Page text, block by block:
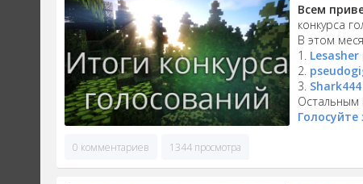
Всем
конкурса
В этом
1. Lesasher
2.
3. Shark444
Остальным
Голосуйте
0 комментариев 1344 просмотра